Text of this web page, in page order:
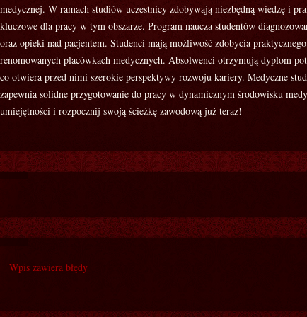
medycznej. W ramach studiów uczestnicy zdobywają niezbędną wiedzę i
kluczowe dla pracy w tym obszarze. Program naucza studentów
oraz opieki nad pacjentem. Studenci mają możliwość zdobycia
renomowanych placówkach medycznych. Absolwenci otrzymują dyplom
co otwiera przed nimi szerokie perspektywy rozwoju kariery. Medyczne
zapewnia solidne przygotowanie do pracy w dynamicznym środowisku
umiejętności i rozpocznij swoją ścieżkę zawodową już teraz!
Wpis zawiera błędy